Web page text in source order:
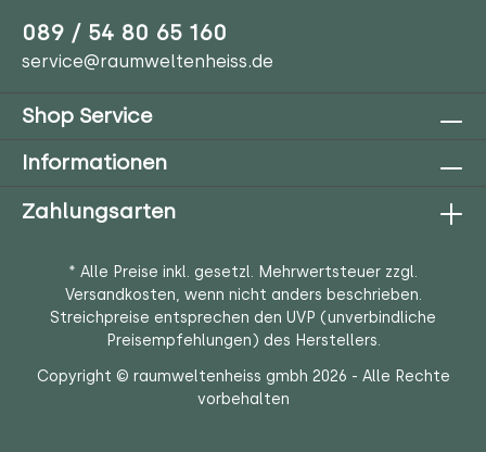
089 / 54 80 65 160
service@raumweltenheiss.de
Shop Service
Informationen
Zahlungsarten
* Alle Preise inkl. gesetzl. Mehrwertsteuer zzgl.
Versandkosten, wenn nicht anders beschrieben.
Streichpreise entsprechen den UVP (unverbindliche
Preisempfehlungen) des Herstellers.
Copyright © raumweltenheiss gmbh 2026 - Alle Rechte
vorbehalten